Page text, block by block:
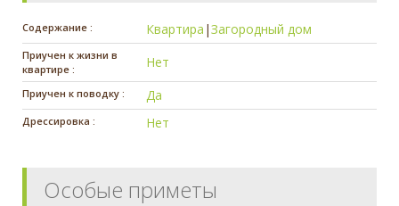
Содержание : Квартира |Загородный дом
Приучен к жизни в
квартире :
Нет
Приучен к поводку : Да
Дрессировка : Нет
Особые приметы